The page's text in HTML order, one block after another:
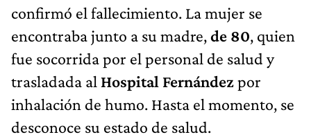
confirmó el fallecimiento. La mujer se
encontraba junto a su madre,de 80, quien
fue socorrida por el personal de salud y
trasladada al Hospital Fernándezpor
inhalación de humo. Hasta el momento, se
desconoce su estado de salud.